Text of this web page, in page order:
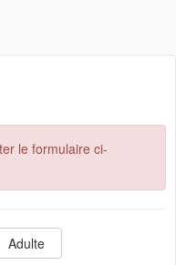
le formulaire ci-
Adulte